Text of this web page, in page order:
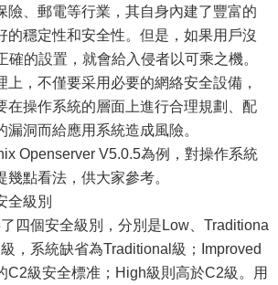
險、郵電等行業，其自身內建了豐富的
的穩定性和安全性。但是，如果用戶沒
確的設置，就會給入侵者以可乘之機。
上，不僅要采用必要的網絡安全設備，
在操作系統的層面上進行合理規劃、配
洞而給應用系統造成風險。
V5.0.5為例，對操作系統
點看法，供大家參考。
級別
個安全級別，分別是Low、Traditiona
，系統缺省為Traditional級；Improved
C2級安全標准；High級則高於C2級。用